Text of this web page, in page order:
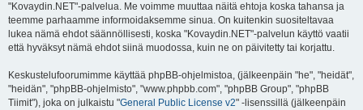
"Kovaydin.NET"-palvelua. Me voimme muuttaa näitä ehtoja koska tahansa ja
teemme parhaamme informoidaksemme sinua. On kuitenkin suositeltavaa
lukea nämä ehdot säännöllisesti, koska "Kovaydin.NET"-palvelun käyttö vaatii
että hyväksyt nämä ehdot siinä muodossa, kuin ne on päivitetty tai korjattu.
Keskustelufoorumimme käyttää phpBB-ohjelmistoa, (jälkeenpäin "he", "heidät",
"heidän", "phpBB-ohjelmisto", "www.phpbb.com", "phpBB Group", "phpBB
Tiimit"), joka on julkaistu "General Public License v2" -lisenssillä (jälkeenpäin